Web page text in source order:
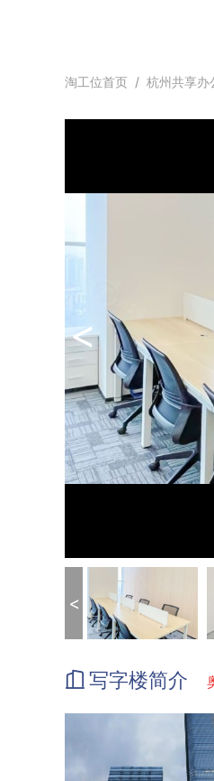
淘工位首页 / 杭州共享办
<
<
写字楼简介